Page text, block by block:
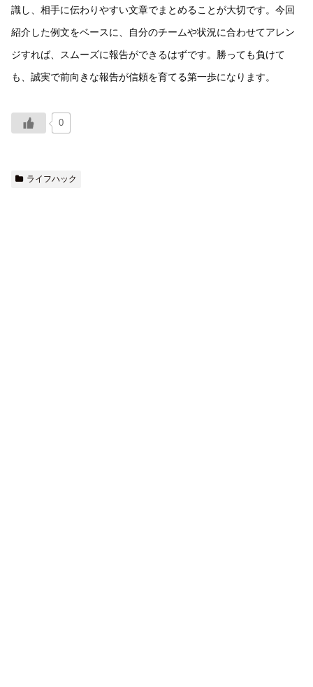
識し、相手に伝わりやすい文章でまとめることが大切です。今回
紹介した例文をベースに、自分のチームや状況に合わせてアレン
ジすれば、スムーズに報告ができるはずです。勝っても負けて
も、誠実で前向きな報告が信頼を育てる第一歩になります。
0
ライフハック